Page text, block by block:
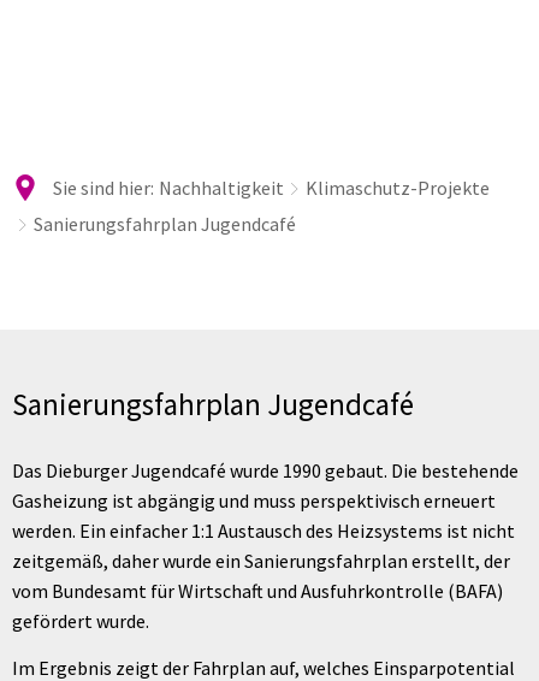
Sie sind hier: Nachhaltigkeit
Klimaschutz-Projekte
Sanierungsfahrplan Jugendcafé
Jugendcafé
Sanierungsfahrplan Jugendcafé
Das Dieburger Jugendcafé wurde 1990 gebaut. Die bestehende
Gasheizung ist abgängig und muss perspektivisch erneuert
werden. Ein einfacher 1:1 Austausch des Heizsystems ist nicht
zeitgemäß, daher wurde ein Sanierungsfahrplan erstellt, der
vom Bundesamt für Wirtschaft und Ausfuhrkontrolle (BAFA)
gefördert wurde.
Im Ergebnis zeigt der Fahrplan auf, welches Einsparpotential